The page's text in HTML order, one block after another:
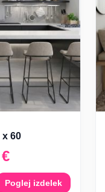
x 60
€
Poglej izdelek